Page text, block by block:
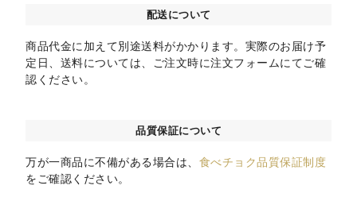
配送について
商品代金に加えて別途送料がかかります。実際のお届け予
定日、送料については、ご注文時に注文フォームにてご確
認ください。
品質保証について
万が一商品に不備がある場合は、 食べチョク品質保証制度
をご確認ください。